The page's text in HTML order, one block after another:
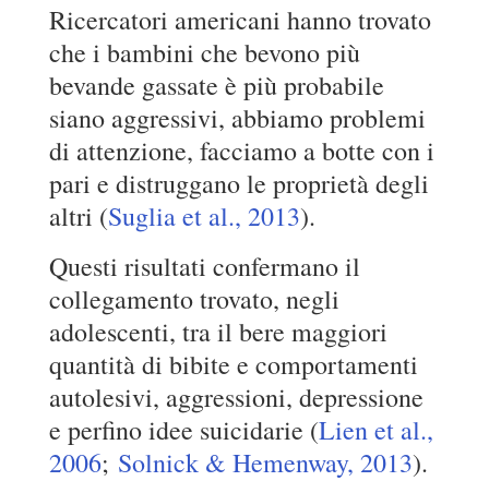
Ricercatori americani hanno trovato
che i bambini che bevono più
bevande gassate è più probabile
siano aggressivi, abbiamo problemi
di attenzione, facciamo a botte con i
pari e distruggano le proprietà degli
altri (Suglia et al., 2013).
Questi risultati confermano il
collegamento trovato, negli
adolescenti, tra il bere maggiori
quantità di bibite e comportamenti
autolesivi, aggressioni, depressione
e perfino idee suicidarie (Lien et al.,
2006; Solnick & Hemenway, 2013).